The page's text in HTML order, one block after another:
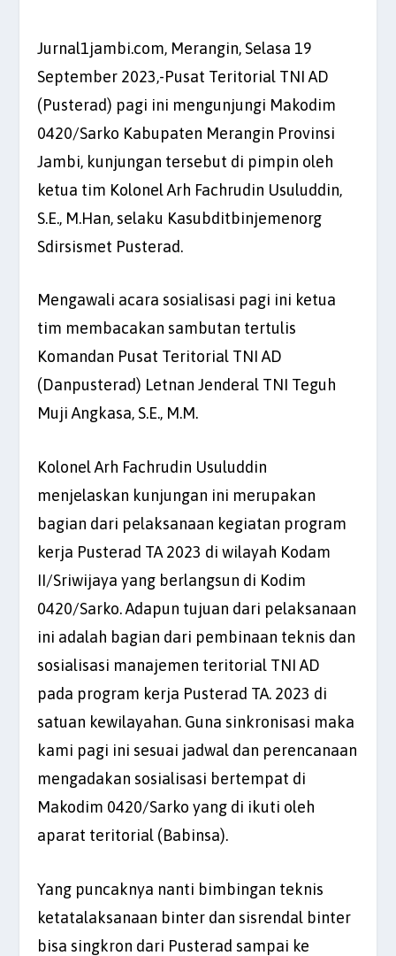
Jurnal1jambi.com, Merangin, Selasa 19
September 2023,-Pusat Teritorial TNI AD
(Pusterad) pagi ini mengunjungi Makodim
0420/Sarko Kabupaten Merangin Provinsi
Jambi, kunjungan tersebut di pimpin oleh
ketua tim Kolonel Arh Fachrudin Usuluddin,
S.E., M.Han, selaku Kasubditbinjemenorg
Sdirsismet Pusterad.
Mengawali acara sosialisasi pagi ini ketua
tim membacakan sambutan tertulis
Komandan Pusat Teritorial TNI AD
(Danpusterad) Letnan Jenderal TNI Teguh
Muji Angkasa, S.E., M.M.
Kolonel Arh Fachrudin Usuluddin
menjelaskan kunjungan ini merupakan
bagian dari pelaksanaan kegiatan program
kerja Pusterad TA 2023 di wilayah Kodam
II/Sriwijaya yang berlangsun di Kodim
0420/Sarko. Adapun tujuan dari pelaksanaan
ini adalah bagian dari pembinaan teknis dan
sosialisasi manajemen teritorial TNI AD
pada program kerja Pusterad TA. 2023 di
satuan kewilayahan. Guna sinkronisasi maka
kami pagi ini sesuai jadwal dan perencanaan
mengadakan sosialisasi bertempat di
Makodim 0420/Sarko yang di ikuti oleh
aparat teritorial (Babinsa).
Yang puncaknya nanti bimbingan teknis
ketatalaksanaan binter dan sisrendal binter
bisa singkron dari Pusterad sampai ke